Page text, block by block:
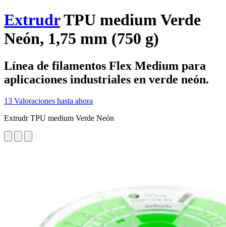
ExtrudrTPU medium Verde
Neón, 1,75 mm (750 g)
Línea de filamentos Flex Medium para
aplicaciones industriales en verde neón.
13 Valoraciones hasta ahora
Extrudr TPU medium Verde Neón